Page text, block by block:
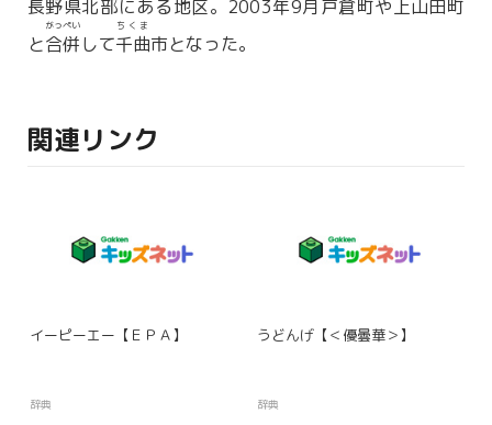
長野県北部にある地区。2003年9月戸倉町や上山田町
と合併
がっぺい
して千曲
ちくま
市となった。
関連リンク
イーピーエー【ＥＰＡ】
辞典
うどんげ【＜優曇華＞】
辞典